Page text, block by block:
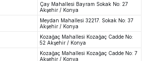
Çay Mahallesi Bayram Sokak No: 27
Akşehir / Konya
Meydan Mahallesi 32217. Sokak No: 37
Akşehir / Konya
Kozağaç Mahallesi Kozağaç Cadde No:
52 Akşehir / Konya
Kozağaç Mahallesi Kozağaç Cadde No: 7
Akşehir / Konya